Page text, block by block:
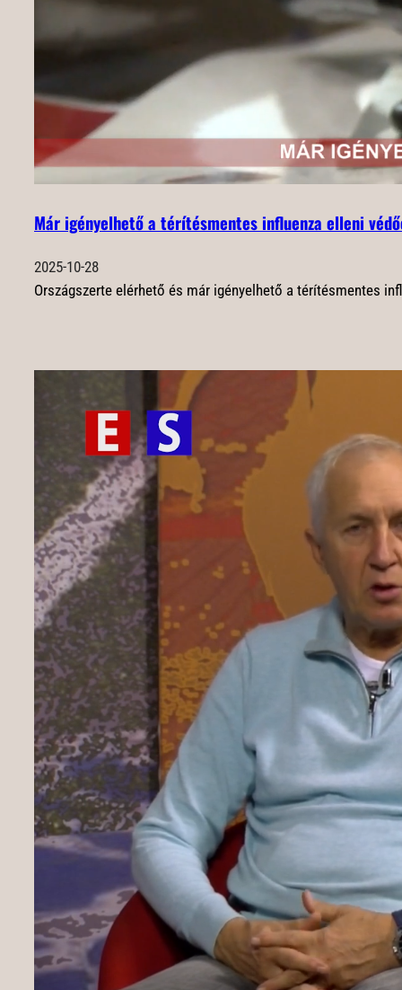
Már igényelhető a térítésmentes influenza elleni
2025-10-28
Országszerte elérhető és már igényelhető a térítésmentes